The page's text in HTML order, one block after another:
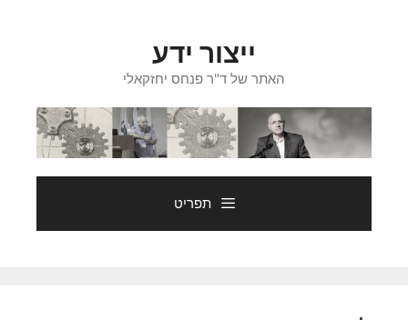
ייצור ידע
האתר של ד"ר פנחס יחזקאלי
תפריט